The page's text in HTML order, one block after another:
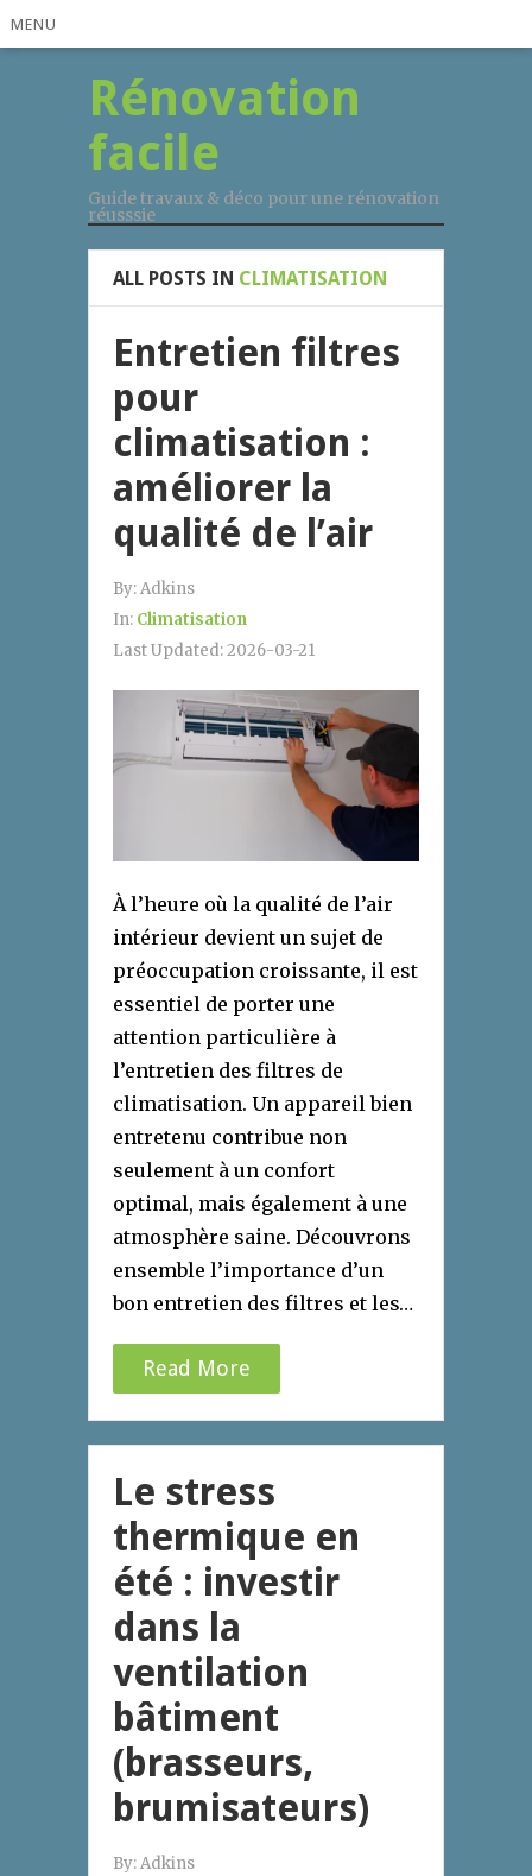
MENU
Rénovation
facile
Guide travaux & déco pour une rénovation
réusssie
ALL POSTS IN CLIMATISATION
Entretien filtres
pour
climatisation :
améliorer la
qualité de l’air
By:Adkins
In: Climatisation
Last Updated:2026-03-21
À l’heure où la qualité de l’air
intérieur devient un sujet de
préoccupation croissante, il est
essentiel de porter une
attention particulière à
l’entretien des filtres de
climatisation. Un appareil bien
entretenu contribue non
seulement à un confort
optimal, mais également à une
atmosphère saine. Découvrons
ensemble l’importance d’un
bon entretien des filtres et les…
Read More
Le stress
thermique en
été : investir
dans la
ventilation
bâtiment
(brasseurs,
brumisateurs)
By:Adkins